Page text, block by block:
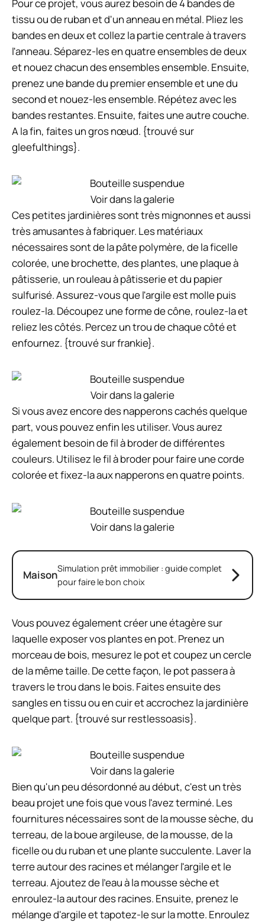
Pour ce projet, vous aurez besoin de 4 bandes de
tissu ou de ruban et d'un anneau en métal. Pliez les
bandes en deux et collez la partie centrale à travers
l'anneau. Séparez-les en quatre ensembles de deux
et nouez chacun des ensembles ensemble. Ensuite,
prenez une bande du premier ensemble et une du
second et nouez-les ensemble. Répétez avec les
bandes restantes. Ensuite, faites une autre couche.
A la fin, faites un gros nœud. {trouvé sur
gleefulthings}.
Voir dans la galerie
Ces petites jardinières sont très mignonnes et aussi
très amusantes à fabriquer. Les matériaux
nécessaires sont de la pâte polymère, de la ficelle
colorée, une brochette, des plantes, une plaque à
pâtisserie, un rouleau à pâtisserie et du papier
sulfurisé. Assurez-vous que l'argile est molle puis
roulez-la. Découpez une forme de cône, roulez-la et
reliez les côtés. Percez un trou de chaque côté et
enfournez. {trouvé sur frankie}.
Voir dans la galerie
Si vous avez encore des napperons cachés quelque
part, vous pouvez enfin les utiliser. Vous aurez
également besoin de fil à broder de différentes
couleurs. Utilisez le fil à broder pour faire une corde
colorée et fixez-la aux napperons en quatre points.
Voir dans la galerie
MaisonSimulation prêt immobilier : guide complet
pour faire le bon choix
Vous pouvez également créer une étagère sur
laquelle exposer vos plantes en pot. Prenez un
morceau de bois, mesurez le pot et coupez un cercle
de la même taille. De cette façon, le pot passera à
travers le trou dans le bois. Faites ensuite des
sangles en tissu ou en cuir et accrochez la jardinière
quelque part. {trouvé sur restlessoasis}.
Voir dans la galerie
Bien qu'un peu désordonné au début, c'est un très
beau projet une fois que vous l'avez terminé. Les
fournitures nécessaires sont de la mousse sèche, du
terreau, de la boue argileuse, de la mousse, de la
ficelle ou du ruban et une plante succulente. Laver la
terre autour des racines et mélanger l'argile et le
terreau. Ajoutez de l'eau à la mousse sèche et
enroulez-la autour des racines. Ensuite, prenez le
mélange d'argile et tapotez-le sur la motte. Enroulez